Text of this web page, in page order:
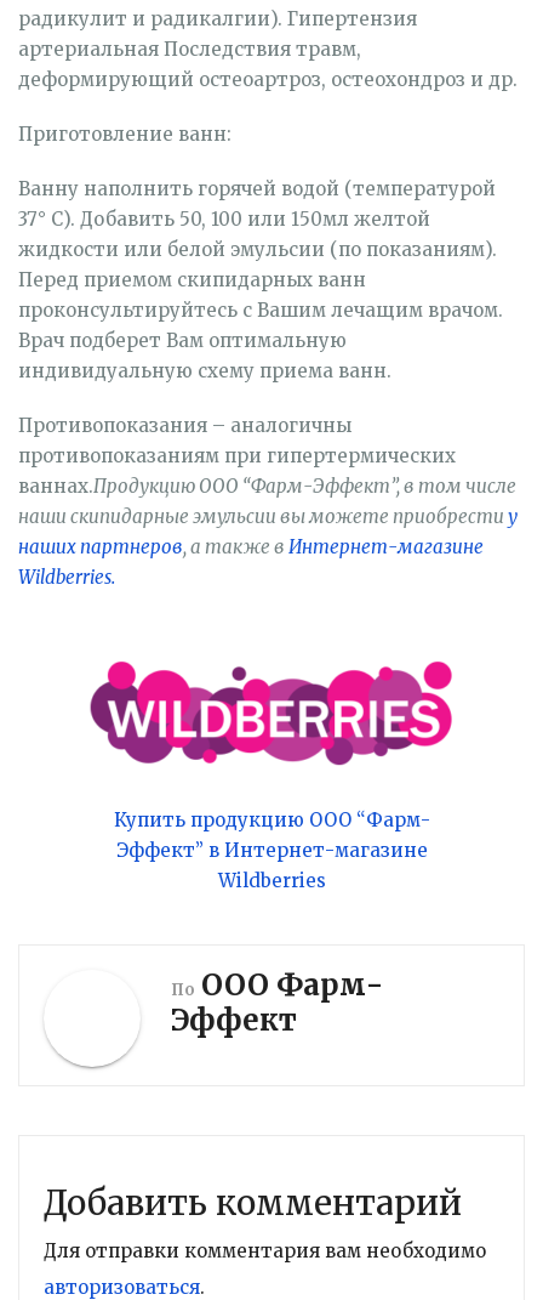
радикулит и радикалгии). Гипертензия
артериальная Последствия травм,
деформирующий остеоартроз, остеохондроз и др.
Приготовление ванн:
Ванну наполнить горячей водой (температурой
37° С). Добавить 50, 100 или 150мл желтой
жидкости или белой эмульсии (по показаниям).
Перед приемом скипидарных ванн
проконсультируйтесь с Вашим лечащим врачом.
Врач подберет Вам оптимальную
индивидуальную схему приема ванн.
Противопоказания – аналогичны
противопоказаниям при гипертермических
ваннах.Продукцию ООО “Фарм-Эффект”, в том числе
наши скипидарные эмульсии вы можете приобрести у
наших партнеров, а также в Интернет-магазине
Wildberries.
Купить продукцию ООО “Фарм-
Эффект” в Интернет-магазине
Wildberries
По ООО Фарм-
Эффект
Добавить комментарий
Для отправки комментария вам необходимо
авторизоваться.